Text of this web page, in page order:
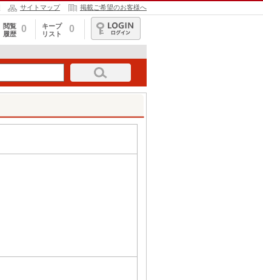
サイトマップ 掲載ご希望のお客様へ
閲覧
履歴
0
キープ
リスト
0
ログイン